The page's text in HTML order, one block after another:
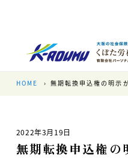
HOME 無期転換申込権の明示
2022年3月19日
無期転換申込権の